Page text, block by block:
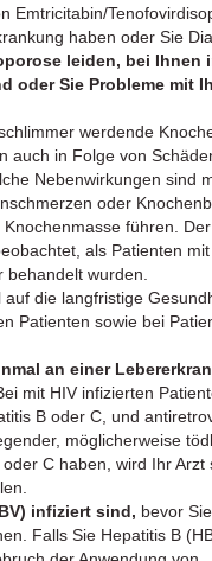
Emtricitabin/
haben oder Sie
leiden, bei Ihnen
oder Sie Probleme mit
werdende
auch in Folge von
Nebenwirkungen sind
oder
führen.
als Patienten
wurden.
die langfristige
Patienten sowie bei
an einer
mit HIV infizierten
B oder C, und
möglicherweise
C haben, wird Ihr Arzt
infiziert sind, bevor
Falls Sie Hepatitis B